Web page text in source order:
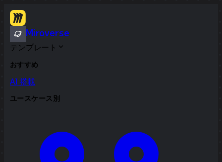
Miroverse
テンプレート
おすすめ
AI 搭載
ユースケース別